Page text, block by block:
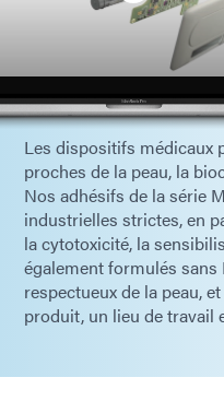
Les dispositifs médicaux
proches de la peau, la
Nos adhésifs de la série
industrielles strictes, en
la cytotoxicité, la
également formulés
respectueux de la peau,
produit, un lieu de travail